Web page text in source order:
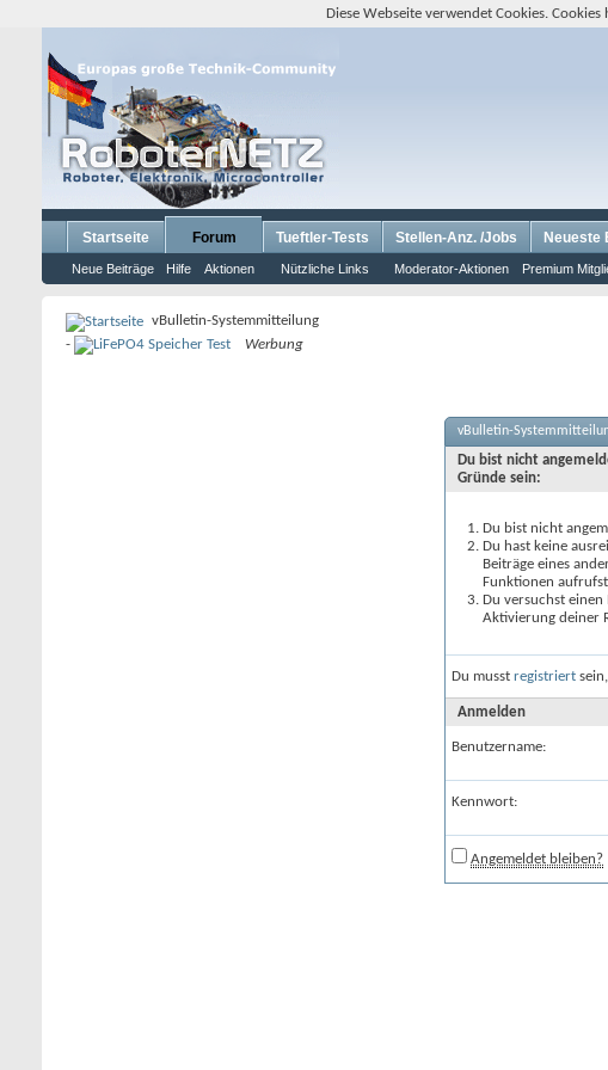
Startseite Forum
Neue Beiträge Hilfe Aktionen Nützliche Links Moderator-Aktionen Premium
Tueftler-Tests Stellen-Anz. /Jobs Neueste
vBulletin-Systemmitteilung
-
Werbung
vBulletin-
Du bist nicht
Gründe sein:
Du bist nicht
Du hast keine
Beiträge eines
Funktionen
Du versuchst
Aktivierung deiner
Du musst registriert
Anmelden
Benutzername:
Kennwort:
Angemeldet bleiben?
Diese Webseite verwendet Cookies.